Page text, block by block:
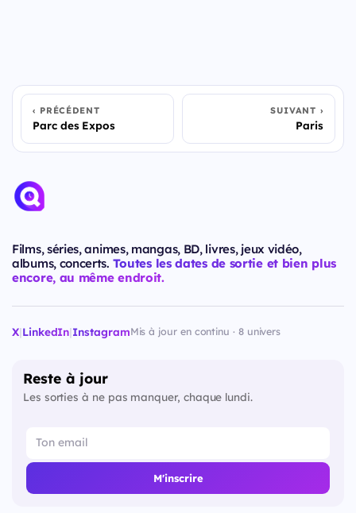
PRÉCÉDENT
Parc des Expos
SUIVANT
Paris
Films, séries, animes, mangas, BD, livres, jeux vidéo,
albums, concerts. Toutes les dates de sortie et bien plus
encore, au même endroit.
X|LinkedIn|InstagramMis à jour en continu · 8 univers
Reste à jour
Les sorties à ne pas manquer, chaque lundi.
M'inscrire